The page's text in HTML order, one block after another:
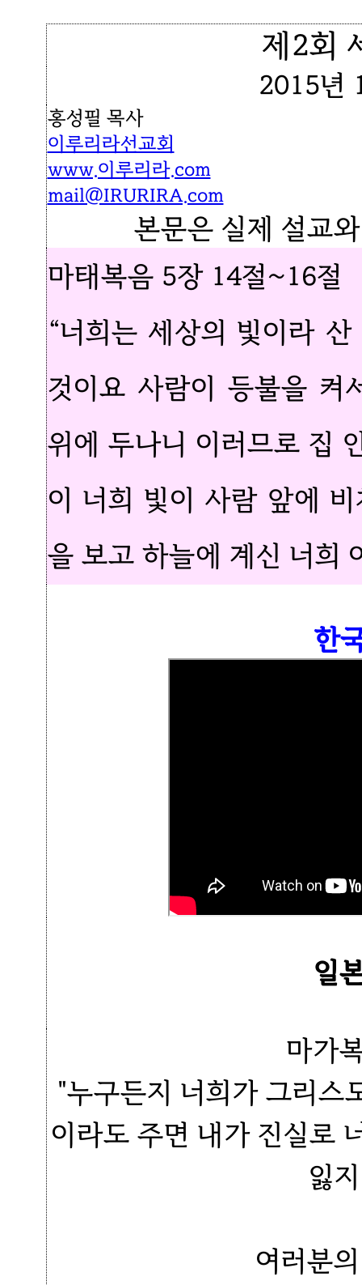
제2회
2015년
홍성필 목사
이루리라선교회
www.이루리라.com
mail@IRURIRA.com
본문은 실제 설교
마태복음 5장 14절~16절
“너희는 세상의 빛이라
것이요 사람이 등불을 켜
위에 두나니 이러므로 집
이 너희 빛이 사람 앞에
을 보고 하늘에 계신 너희
한
일
마가
"누구든지 너희가 그리
이라도 주면 내가 진실로
잃
여러분